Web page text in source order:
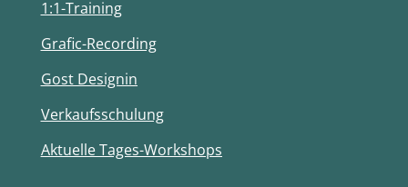
1:1-Training
Grafic-Recording
Gost Designin
Verkaufsschulung
Aktuelle Tages-Workshops